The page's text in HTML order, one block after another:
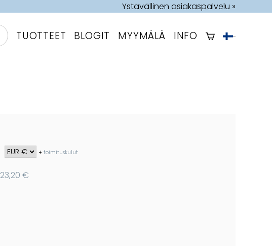
Ystävällinen asiakaspalvelu »
TUOTTEET BLOGIT MYYMÄLÄ INFO
+toimituskulut
23,20 €